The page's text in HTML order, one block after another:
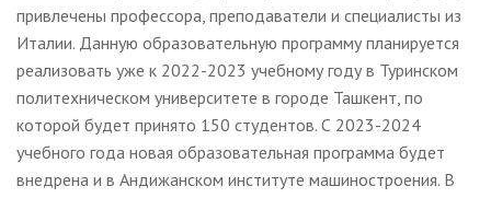
привлечены профессора, преподаватели и специалисты из
Италии. Данную образовательную программу планируется
реализовать уже к 2022-2023 учебному году в Туринском
политехническом университете в городе Ташкент, по
которой будет принято 150 студентов. С 2023-2024
учебного года новая образовательная программа будет
внедрена и в Андижанском институте машиностроения. В